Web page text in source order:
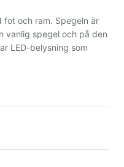
fot och ram. Spegeln är
vanlig spegel och på den
LED-belysning som